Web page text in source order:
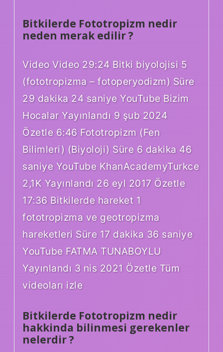
Bitkilerde Fototropizm nedir
neden merak edilir ?
Video Video 29:24 Bitki biyolojisi 5
(fototropizma – fotoperyodizm) Süre
29 dakika 24 saniye YouTube Bizim
Hocalar Yayınlandı 9 şub 2024
Özetle 6:46 Fototropizm (Fen
Bilimleri) (Biyoloji) Süre 6 dakika 46
saniye YouTube KhanAcademyTurkce
2,1K Yayınlandı 26 eyl 2017 Özetle
17:36 Bitkilerde hareket 1
fototropizma ve geotropizma
hareketleri Süre 17 dakika 36 saniye
YouTube FATMA TUNABOYLU
Yayınlandı 3 nis 2021 Özetle Tüm
videoları izle
Bitkilerde Fototropizm nedir
hakkinda bilinmesi gerekenler
nelerdir ?